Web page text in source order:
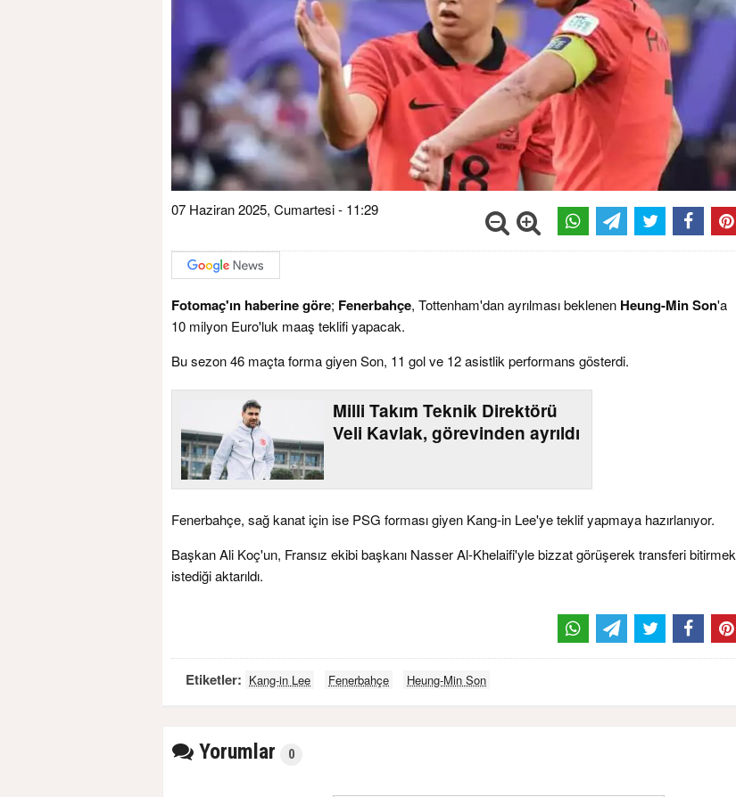
07 Haziran 2025, Cumartesi - 11:29
Fotomaç'ın haberine göre; Fenerbahçe, Tottenham'dan ayrılması beklenen Heung-Min Son'a
10 milyon Euro'luk maaş teklifi yapacak.
Bu sezon 46 maçta forma giyen Son, 11 gol ve 12 asistlik performans gösterdi.
Milli Takım Teknik Direktörü
Veli Kavlak, görevinden ayrıldı
Fenerbahçe, sağ kanat için ise PSG forması giyen Kang-in Lee'ye teklif yapmaya hazırlanıyor.
Başkan Ali Koç'un, Fransız ekibi başkanı Nasser Al-Khelaifi'yle bizzat görüşerek transferi bitirmek
istediği aktarıldı.
Etiketler: Kang-in Lee Fenerbahçe Heung-Min Son
Yorumlar 0